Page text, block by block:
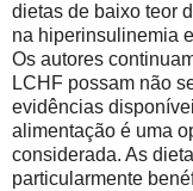
dietas de baixo teor
na hiperinsulinemia
Os autores
LCHF possam não
evidências
alimentação é uma
considerada. As
particularmente